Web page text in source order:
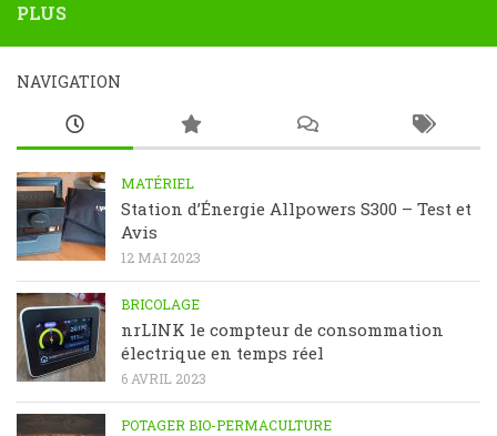
PLUS
NAVIGATION
MATÉRIEL
Station d’Énergie Allpowers S300 – Test et
Avis
12 MAI 2023
BRICOLAGE
nrLINK le compteur de consommation
électrique en temps réel
6 AVRIL 2023
POTAGER BIO-PERMACULTURE